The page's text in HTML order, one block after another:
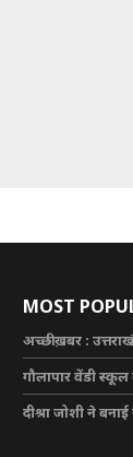
MOST
अच्छी ख़बर :
गौलापार वेंडी
दीश्रा जोशी ने